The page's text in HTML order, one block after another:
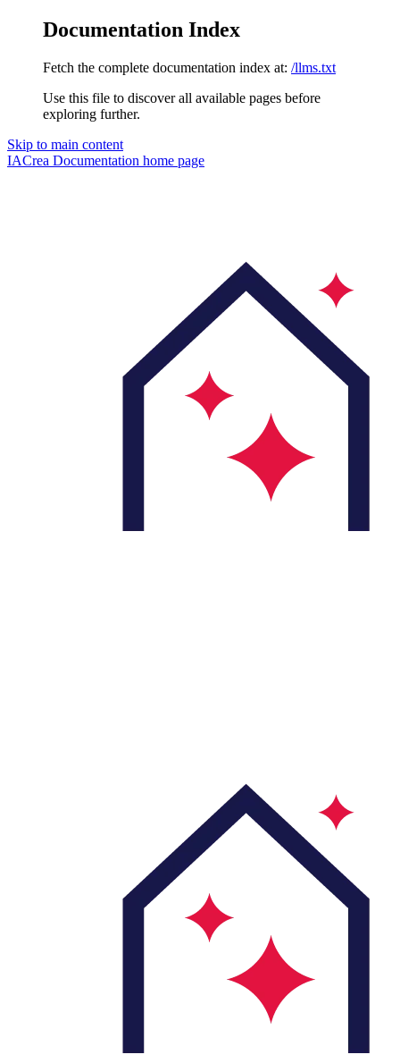
Documentation Index
Fetch the complete documentation index at: /llms.txt
Use this file to discover all available pages before
exploring further.
Skip to main content
IACrea Documentation home page